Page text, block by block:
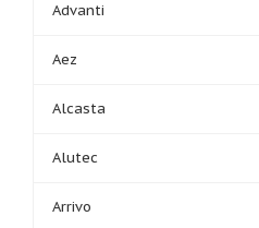
Advanti
Aez
Alcasta
Alutec
Arrivo